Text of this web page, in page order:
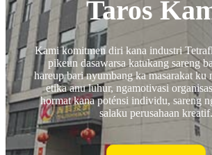
Taros
Kami komitmen diri kana industri
pikeun dasawarsa katukang sareng
hareup bari nyumbang ka masarakat ku
etika anu luhur, ngamotivasi
hormat kana poténsi individu, sareng
salaku perusahaan kreatif.